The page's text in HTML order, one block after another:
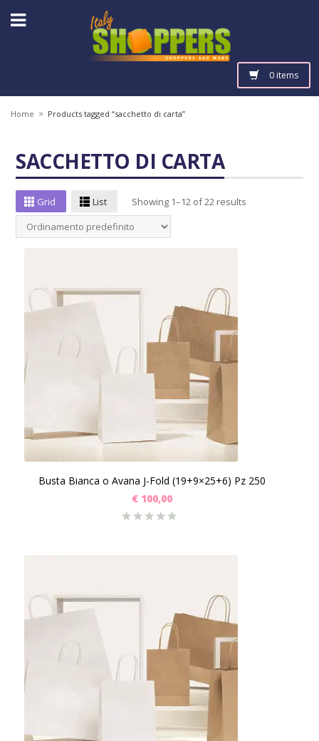
0 items
Home » Products tagged “sacchetto di carta”
SACCHETTO DI CARTA
Grid List Showing 1–12 of 22 results
Busta Bianca o Avana J-Fold (19+9×25+6) Pz 250
€ 100,00